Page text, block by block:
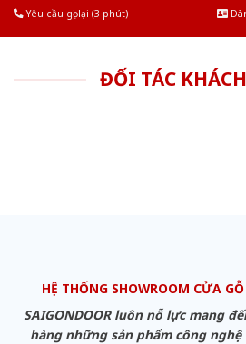
Yêu cầu gọi lại (3 phút)
ĐỐI TÁC
HỆ THỐNG SHOWROOM CỬA
SAIGONDOOR luôn nỗ lực mang
hàng những sản phẩm công